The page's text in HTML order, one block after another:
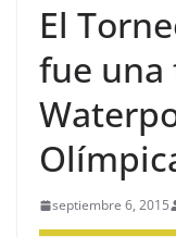
El
fue una
septiembre 6, 2015